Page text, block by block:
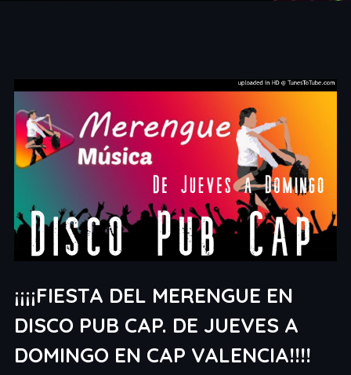
¡¡¡¡FIESTA DEL MERENGUE EN
DISCO PUB CAP. DE JUEVES A
DOMINGO EN CAP VALENCIA!!!!